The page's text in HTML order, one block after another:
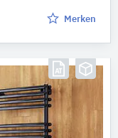
Merken